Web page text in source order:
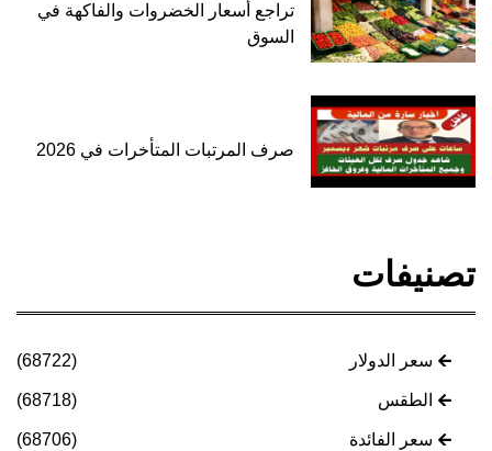
تراجع أسعار الخضروات والفاكهة في
السوق
صرف المرتبات المتأخرات في 2026
تصنيفات
سعر الدولار (68722)
الطقس (68718)
سعر الفائدة (68706)